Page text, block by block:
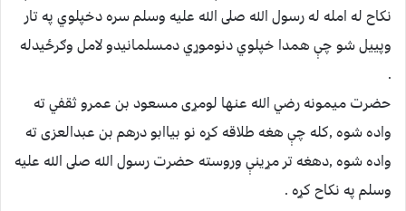
نكاح له امله له رسول الله صلى الله عليه وسلم سره دخپلوي په تار
وپييل شو چې همدا خپلوي دنوموړي دمسلمانيدو لامل وګرځيدله
.
حضرت ميمونه رضي الله عنها لومړى مسعود بن عمرو ثقفي ته
واده شوه ,كله چې هغه طلاقه كړه نو بياابو درهم بن عبدالعزى ته
واده شوه ,دهغه تر مړينې وروسته حضرت رسول الله صلى الله عليه
وسلم په نكاح كړه .